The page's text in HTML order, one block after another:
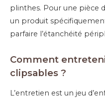
plinthes. Pour une pièce
un produit
parfaire l’étanchéité
Comment
clipsables ?
L’entretien est un jeu